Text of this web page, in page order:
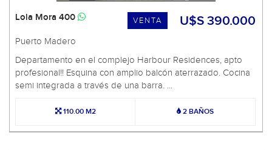
U$S 390.000
VENTA
Lola Mora 400
Puerto Madero
Departamento en el complejo Harbour Residences, apto
profesional!! Esquina con amplio balcón aterrazado. Cocina
semi integrada a través de una barra. ...
110.00 M2 2 BAÑOS